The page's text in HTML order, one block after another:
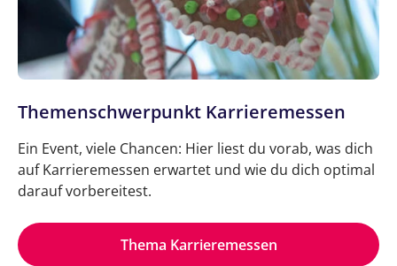
Themenschwerpunkt Karrieremessen
Ein Event, viele Chancen: Hier liest du vorab, was dich
auf Karrieremessen erwartet und wie du dich optimal
darauf vorbereitest.
Thema Karrieremessen